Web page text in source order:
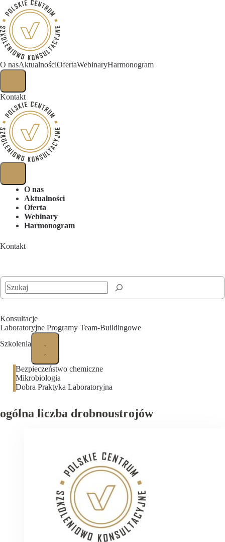
O nasAktualnościOfertaWebinaryHarmonogram
Kontakt
O nas
Aktualności
Oferta
Webinary
Harmonogram
Kontakt
Szukaj
Konsultacje
Laboratoryjne Programy Team-Buildingowe
Szkolenia
Bezpieczeństwo chemiczne
Mikrobiologia
Dobra Praktyka Laboratoryjna
ogólna liczba drobnoustrojów